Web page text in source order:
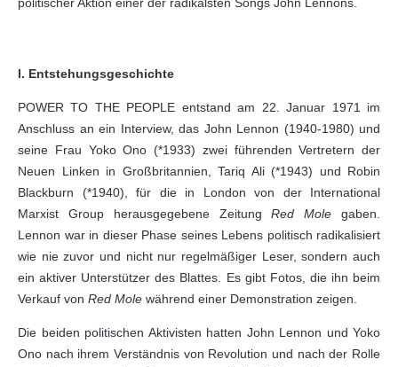
I. Entstehungsgeschichte
POWER TO THE PEOPLE entstand am 22. Januar 1971 im
Anschluss an ein Interview, das John Lennon (1940-1980) und
seine Frau Yoko Ono (*1933) zwei führenden Vertretern der
Neuen Linken in Großbritannien, Tariq Ali (*1943) und Robin
Blackburn (*1940), für die in London von der International
Marxist Group herausgegebene ZeitungRed Mole gaben.
Lennon war in dieser Phase seines Lebens politisch radikalisiert
wie nie zuvor und nicht nur regelmäßiger Leser, sondern auch
ein aktiver Unterstützer des Blattes. Es gibt Fotos, die ihn beim
Verkauf von Red Mole während einer Demonstration zeigen.
Die beiden politischen Aktivisten hatten John Lennon und Yoko
Ono nach ihrem Verständnis von Revolution und nach der Rolle